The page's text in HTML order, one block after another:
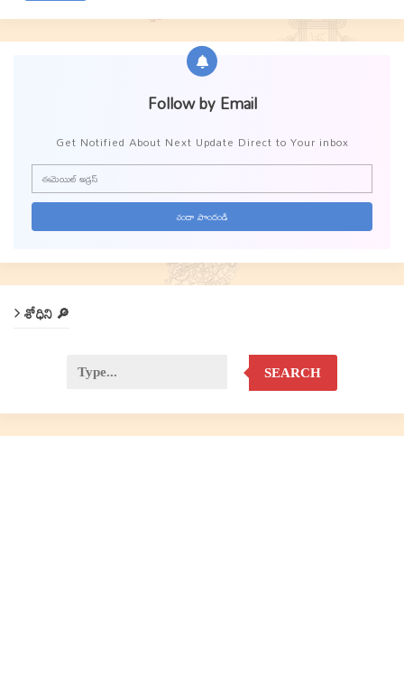
Follow by Email
Get Notified About Next Update Direct to Your inbox
శోధిని 🔎
SEARCH